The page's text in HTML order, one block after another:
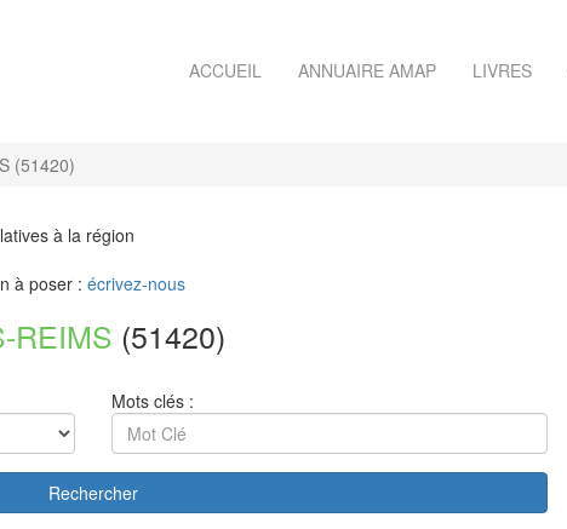
ACCUEIL ANNUAIRE AMAP LIVRES
(51420)
à la région
à poser : écrivez-nous
REIMS (51420)
Mots clés :
Rechercher